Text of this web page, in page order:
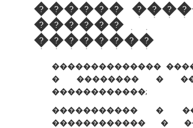
������
������
��������
��������������
� �������� �
������������;
����������� �
������������ �